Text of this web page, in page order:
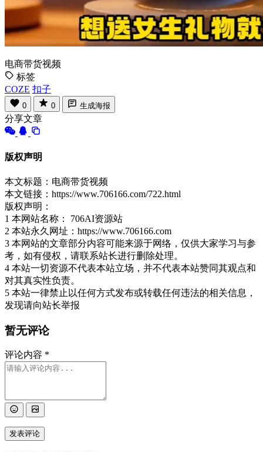
电商带货视频
标签
COZE 扣子
0 0 生成海报
分享文章
版权声明
本文标题：电商带货视频
本文链接：https://www.706166.com/722.html
版权声明：
1 本网站名称： 706AI资源站
2 本站永久网址：https://www.706166.com
3 本网站的文章部分内容可能来源于网络，仅供大家学习与参
考，如有侵权，请联系站长进行删除处理。
4 本站一切资源不代表本站立场，并不代表本站赞同其观点和
对其真实性负责。
5 本站一律禁止以任何方式发布或转载任何违法的相关信息，
发现请向站长举报
暂无评论
评论内容 *
发表评论